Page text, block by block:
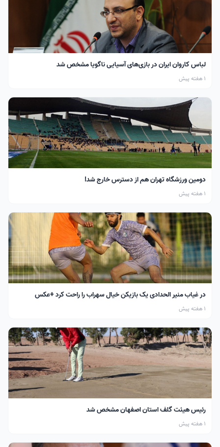
لباس کاروان ایران در بازی‌های آسیایی ناگویا مشخص شد
1 هفته پیش
دومین ورزشگاه تهران هم از دسترس خارج شد!
1 هفته پیش
در غیاب منیر الحدادی یک بازیکن خیال سهراب را راحت کرد +عکس
1 هفته پیش
رئیس هیئت گلف استان اصفهان مشخص شد
1 هفته پیش